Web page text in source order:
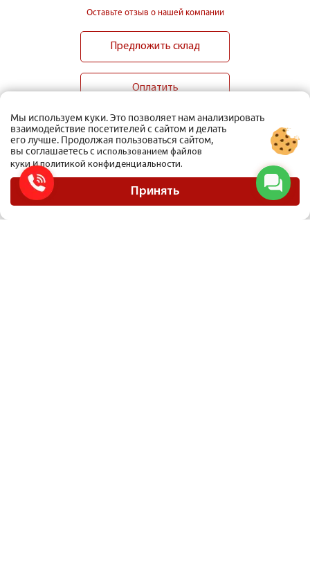
Оставьте отзыв о нашей компании
Предложить склад
Оплатить
Карта сайта
Политика конфиденциальности
Материалы, размещенные на сайте, не являются публичной офертой
Мы используем куки. Это позволяет нам анализировать
взаимодействие посетителей с сайтом и делать
его лучше. Продолжая пользоваться сайтом,
вы соглашаетесь с использованием файлов
кукииполитикой конфиденциальности.
Принять